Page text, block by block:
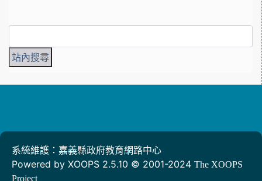
系統維護：嘉義縣政府教育網路中心
Powered by XOOPS 2.5.10 © 2001-2024 The XOOPS
Project